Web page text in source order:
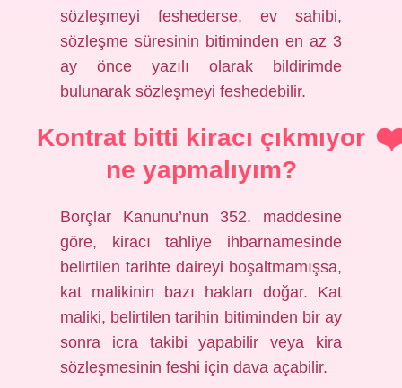
sözleşmeyi feshederse, ev sahibi,
sözleşme süresinin bitiminden en az 3
ay önce yazılı olarak bildirimde
bulunarak sözleşmeyi feshedebilir.
Kontrat bitti kiracı çıkmıyor
ne yapmalıyım?
Borçlar Kanunu’nun 352. maddesine
göre, kiracı tahliye ihbarnamesinde
belirtilen tarihte daireyi boşaltmamışsa,
kat malikinin bazı hakları doğar. Kat
maliki, belirtilen tarihin bitiminden bir ay
sonra icra takibi yapabilir veya kira
sözleşmesinin feshi için dava açabilir.